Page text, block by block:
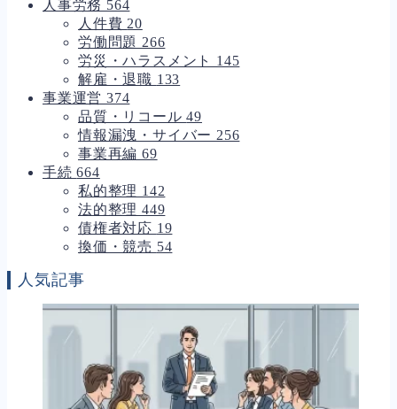
人事労務 564
人件費 20
労働問題 266
労災・ハラスメント 145
解雇・退職 133
事業運営 374
品質・リコール49
情報漏洩・サイバー 256
事業再編 69
手続664
私的整理 142
法的整理 449
債権者対応 19
換価・競売 54
人気記事